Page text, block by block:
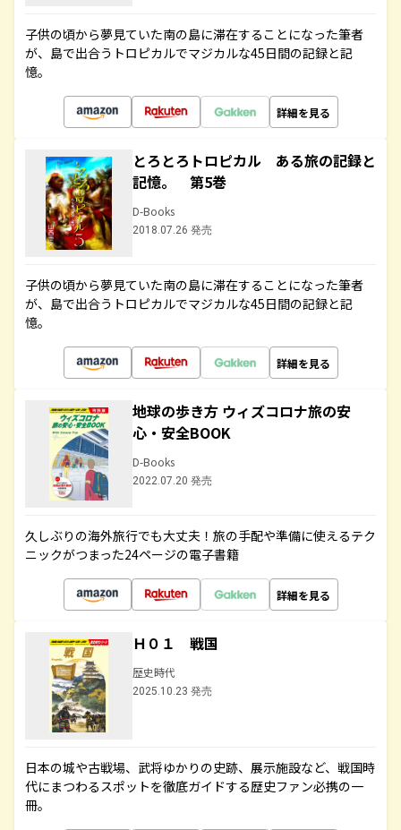
子供の頃から夢見ていた南の島に滞在することになった筆者
が、島で出合うトロピカルでマジカルな45日間の記録と記
憶。
詳細を見る
とろとろトロピカル ある旅の記録と
記憶。 第5巻
D-Books
2018.07.26 発売
子供の頃から夢見ていた南の島に滞在することになった筆者
が、島で出合うトロピカルでマジカルな45日間の記録と記
憶。
詳細を見る
地球の歩き方 ウィズコロナ旅の安
心・安全BOOK
D-Books
2022.07.20 発売
久しぶりの海外旅行でも大丈夫！旅の手配や準備に使えるテク
ニックがつまった24ページの電子書籍
詳細を見る
Ｈ０１ 戦国
歴史時代
2025.10.23 発売
日本の城や古戦場、武将ゆかりの史跡、展示施設など、戦国時
代にまつわるスポットを徹底ガイドする歴史ファン必携の一
冊。